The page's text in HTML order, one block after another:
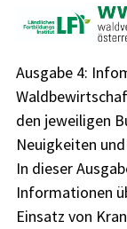
Ausgabe 4:
den jeweiligen
Neuigkeiten
In dieser
Informationen
Einsatz von